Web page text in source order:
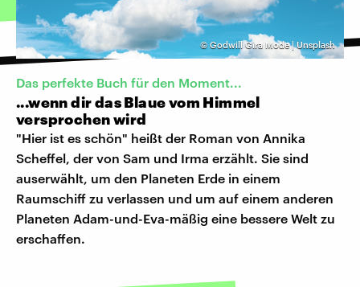
© Godwill Gira Mode | Unsplash
Das perfekte Buch für den Moment...
...wenn dir das Blaue vom Himmel
versprochen wird
"Hier ist es schön" heißt der Roman von Annika
Scheffel, der von Sam und Irma erzählt. Sie sind
auserwählt, um den Planeten Erde in einem
Raumschiff zu verlassen und um auf einem anderen
Planeten Adam-und-Eva-mäßig eine bessere Welt zu
erschaffen.